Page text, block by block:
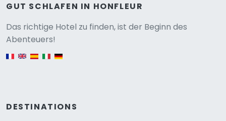
GUT SCHLAFEN IN HONFLEUR
Das richtige Hotel zu finden, ist der Beginn des
Abenteuers!
English version
DESTINATIONS